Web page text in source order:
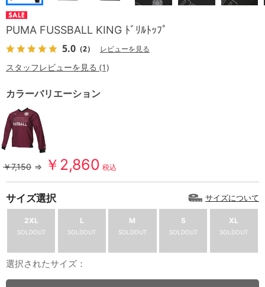
PUMA FUSSBALL KING ﾄﾞﾘﾙﾄｯﾌﾟ
5.0 （2） レビューを見る
スタッフレビューを見る (1)
カラーバリエーション
￥7,150 ⇒ ￥2,860 税込
サイズ選択 サイズについて
2XL
SOLDOUT
L
SOLDOUT
M
SOLDOUT
S
SOLDOUT
XL
SOLDOUT
選択されたサイズ：